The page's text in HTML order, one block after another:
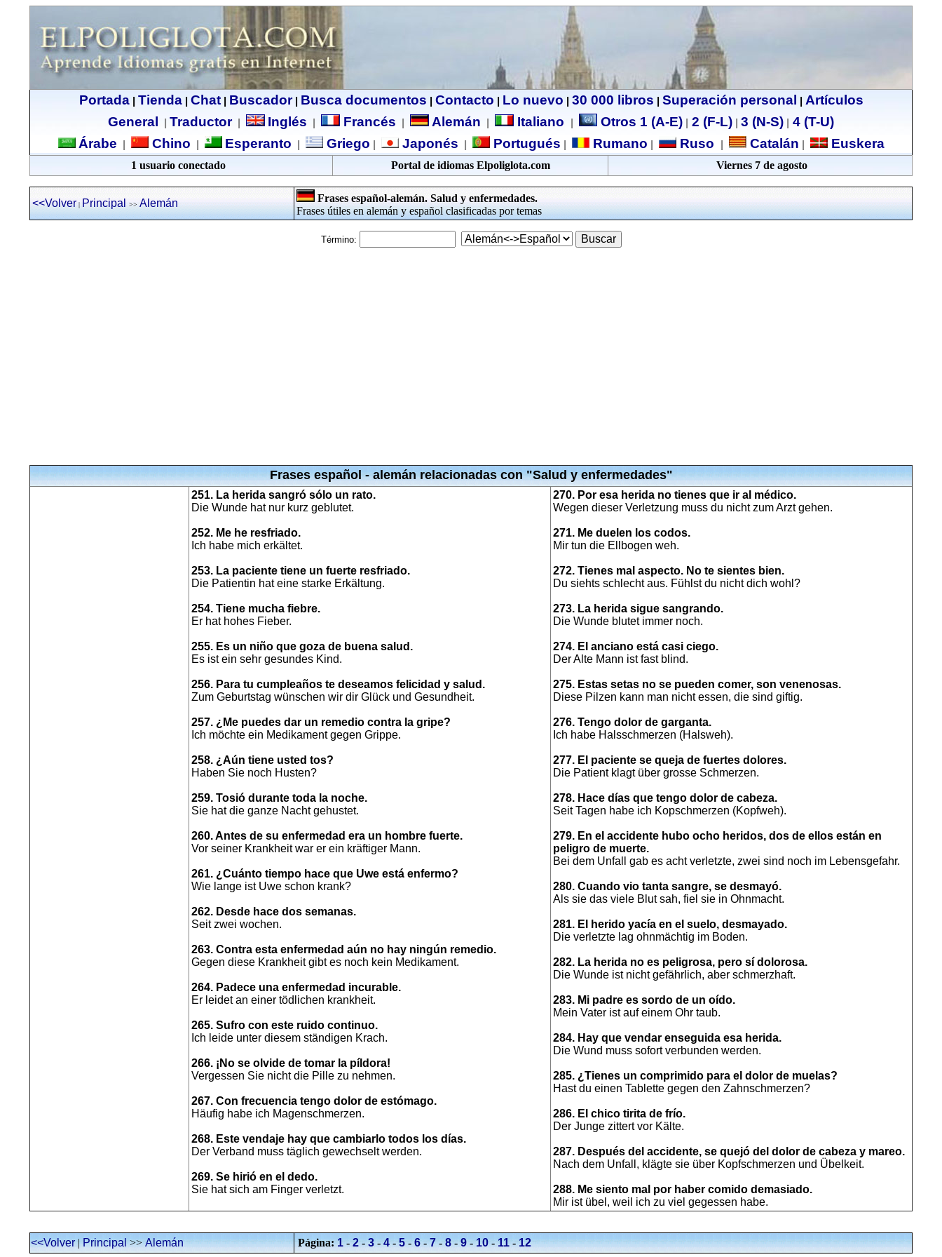
Portada| Tienda| Chat| Buscador| Busca documentos Contacto Lo nuevo 30 000 libros Superación personal
Artículos
General
Traductor| Inglés Francés Alemán Italiano Otros 1 (A-E) 2 (F-L) 3 (N-S)
4 (T-U)
Árabe
Chino Esperanto Griego Japonés Portugués Rumano Ruso Catalán Euskera
1 usuario conectado Portal de idiomas Elpoliglota.com Viernes 7 de agosto
<<Volver | Principal >> Alemán
Frases español-alemán. Salud y enfermedades.
Frases útiles en alemán y español clasificadas por temas
Término:
Frases español - alemán relacionadas con "Salud y enfermedades"
251. La herida sangró sólo un rato.
Die Wunde hat nur kurz geblutet.
252. Me he resfriado.
Ich habe mich erkältet.
253. La paciente tiene un fuerte resfriado.
Die Patientin hat eine starke Erkältung.
254. Tiene mucha fiebre.
Er hat hohes Fieber.
255. Es un niño que goza de buena salud.
Es ist ein sehr gesundes Kind.
256. Para tu cumpleaños te deseamos felicidad y salud.
Zum Geburtstag wünschen wir dir Glück und Gesundheit.
257. ¿Me puedes dar un remedio contra la gripe?
Ich möchte ein Medikament gegen Grippe.
258. ¿Aún tiene usted tos?
Haben Sie noch Husten?
259. Tosió durante toda la noche.
Sie hat die ganze Nacht gehustet.
260. Antes de su enfermedad era un hombre fuerte.
Vor seiner Krankheit war er ein kräftiger Mann.
261. ¿Cuánto tiempo hace que Uwe está enfermo?
Wie lange ist Uwe schon krank?
262. Desde hace dos semanas.
Seit zwei wochen.
263. Contra esta enfermedad aún no hay ningún remedio.
Gegen diese Krankheit gibt es noch kein Medikament.
264. Padece una enfermedad incurable.
Er leidet an einer tödlichen krankheit.
265. Sufro con este ruido continuo.
Ich leide unter diesem ständigen Krach.
266. ¡No se olvide de tomar la píldora!
Vergessen Sie nicht die Pille zu nehmen.
267. Con frecuencia tengo dolor de estómago.
Häufig habe ich Magenschmerzen.
268. Este vendaje hay que cambiarlo todos los días.
Der Verband muss täglich gewechselt werden.
269. Se hirió en el dedo.
Sie hat sich am Finger verletzt.
270. Por esa herida no tienes que ir al médico.
Wegen dieser Verletzung muss du nicht zum Arzt gehen.
271. Me duelen los codos.
Mir tun die Ellbogen weh.
272. Tienes mal aspecto. No te sientes bien.
Du siehts schlecht aus. Fühlst du nicht dich wohl?
273. La herida sigue sangrando.
Die Wunde blutet immer noch.
274. El anciano está casi ciego.
Der Alte Mann ist fast blind.
275. Estas setas no se pueden comer, son venenosas.
Diese Pilzen kann man nicht essen, die sind giftig.
276. Tengo dolor de garganta.
Ich habe Halsschmerzen (Halsweh).
277. El paciente se queja de fuertes dolores.
Die Patient klagt über grosse Schmerzen.
278. Hace días que tengo dolor de cabeza.
Seit Tagen habe ich Kopschmerzen (Kopfweh).
279. En el accidente hubo ocho heridos, dos de ellos están en
peligro de muerte.
Bei dem Unfall gab es acht verletzte, zwei sind noch im Lebensgefahr.
280. Cuando vio tanta sangre, se desmayó.
Als sie das viele Blut sah, fiel sie in Ohnmacht.
281. El herido yacía en el suelo, desmayado.
Die verletzte lag ohnmächtig im Boden.
282. La herida no es peligrosa, pero sí dolorosa.
Die Wunde ist nicht gefährlich, aber schmerzhaft.
283. Mi padre es sordo de un oído.
Mein Vater ist auf einem Ohr taub.
284. Hay que vendar enseguida esa herida.
Die Wund muss sofort verbunden werden.
285. ¿Tienes un comprimido para el dolor de muelas?
Hast du einen Tablette gegen den Zahnschmerzen?
286. El chico tirita de frío.
Der Junge zittert vor Kälte.
287. Después del accidente, se quejó del dolor de cabeza y mareo.
Nach dem Unfall, klägte sie über Kopfschmerzen und Übelkeit.
288. Me siento mal por haber comido demasiado.
Mir ist übel, weil ich zu viel gegessen habe.
<<Volver|Principal >>Alemán Página:1-2-3-4-5-6-7-8-9-10-11-12